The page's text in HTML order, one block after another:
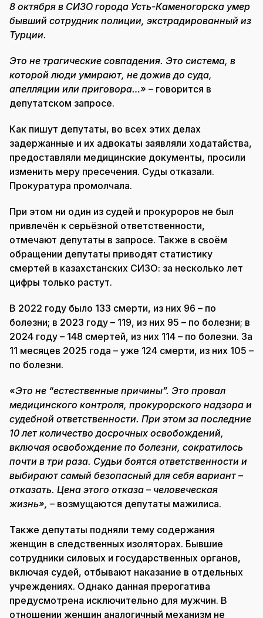
8 октября в СИЗО города Усть-Каменогорска умер
бывший сотрудник полиции, экстрадированный из
Турции.
Это не трагические совпадения. Это система, в
которой люди умирают, не дожив до суда,
апелляции или приговора…» – говорится в
депутатском запросе.
Как пишут депутаты, во всех этих делах
задержанные и их адвокаты заявляли ходатайства,
предоставляли медицинские документы, просили
изменить меру пресечения. Суды отказали.
Прокуратура промолчала.
При этом ни один из судей и прокуроров не был
привлечён к серьёзной ответственности,
отмечают депутаты в запросе. Также в своём
обращении депутаты приводят статистику
смертей в казахстанских СИЗО: за несколько лет
цифры только растут.
В 2022 году было 133 смерти, из них 96 – по
болезни; в 2023 году – 119, из них 95 – по болезни; в
2024 году – 148 смертей, из них 114 – по болезни. За
11 месяцев 2025 года – уже 124 смерти, из них 105 –
по болезни.
«Это не “естественные причины”. Это провал
медицинского контроля, прокурорского надзора и
судебной ответственности. При этом за последние
10 лет количество досрочных освобождений,
включая освобождение по болезни, сократилось
почти в три раза. Судьи боятся ответственности и
выбирают самый безопасный для себя вариант –
отказать. Цена этого отказа – человеческая
жизнь», – возмущаются депутаты мажилиса.
Также депутаты подняли тему содержания
женщин в следственных изоляторах. Бывшие
сотрудники силовых и государственных органов,
включая судей, отбывают наказание в отдельных
учреждениях. Однако данная прерогатива
предусмотрена исключительно для мужчин. В
отношении женщин аналогичный механизм не